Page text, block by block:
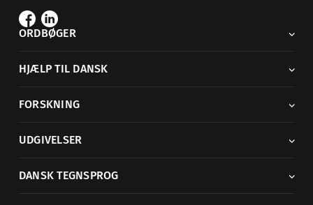
ORDBØGER
HJÆLP TIL DANSK
FORSKNING
UDGIVELSER
DANSK TEGNSPROG